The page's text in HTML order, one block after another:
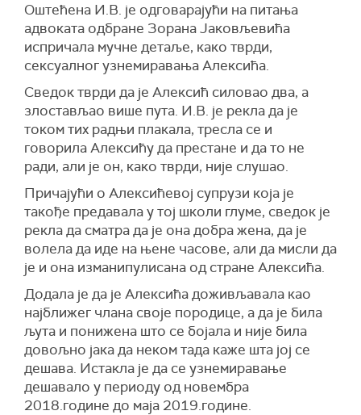
Оштећена И.В. је одговарајући на питања
адвоката одбране Зорана Јаковљевића
испричала мучне детаље, како тврди,
сексуалног узнемиравања Алексића.
Сведок тврди да је Алексић силовао два, а
злостављао више пута. И.В. је рекла да је
током тих радњи плакала, тресла се и
говорила Алексићу да престане и да то не
ради, али је он, како тврди, није слушао.
Причајући о Алексићевој супрузи која је
такође предавала у тој школи глуме, сведок је
рекла да сматра да је она добра жена, да је
волела да иде на њене часове, али да мисли да
је и она изманипулисана од стране Алексића.
Додала је да је Алексића доживљавала као
најближег члана своје породице, а да је била
љута и понижена што се бојала и није била
довољно јака да неком тада каже шта јој се
дешава. Истакла је да се узнемиравање
дешавало у периоду од новембра
2018.године до маја 2019.године.